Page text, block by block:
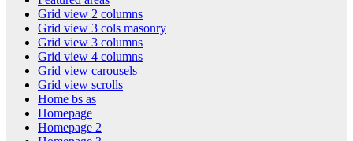
Grid view 2 columns
Grid view 3 cols masonry
Grid view 3 columns
Grid view 4 columns
Grid view carousels
Grid view scrolls
Home bs as
Homepage
Homepage 2